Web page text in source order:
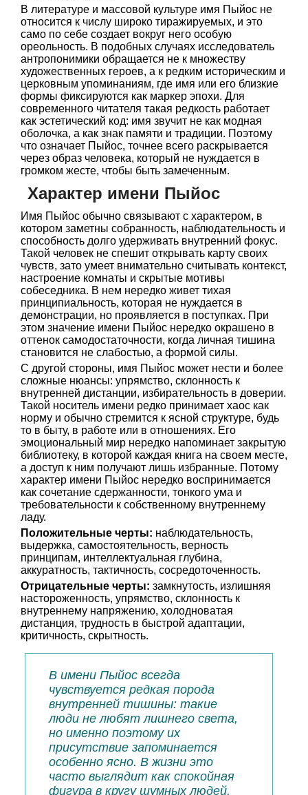
В литературе и массовой культуре имя Пыйос не
относится к числу широко тиражируемых, и это
само по себе создает вокруг него особую
ореольность. В подобных случаях исследователь
антропонимики обращается не к множеству
художественных героев, а к редким историческим и
церковным упоминаниям, где имя или его близкие
формы фиксируются как маркер эпохи. Для
современного читателя такая редкость работает
как эстетический код: имя звучит не как модная
оболочка, а как знак памяти и традиции. Поэтому
что означает Пыйос, точнее всего раскрывается
через образ человека, который не нуждается в
громком жесте, чтобы быть замеченным.
Характер имени Пыйос
Имя Пыйос обычно связывают с характером, в
котором заметны собранность, наблюдательность и
способность долго удерживать внутренний фокус.
Такой человек не спешит открывать карту своих
чувств, зато умеет внимательно считывать контекст,
настроение комнаты и скрытые мотивы
собеседника. В нем нередко живет тихая
принципиальность, которая не нуждается в
демонстрации, но проявляется в поступках. При
этом значение имени Пыйос нередко окрашено в
оттенок самодостаточности, когда личная тишина
становится не слабостью, а формой силы.
С другой стороны, имя Пыйос может нести и более
сложные нюансы: упрямство, склонность к
внутренней дистанции, избирательность в доверии.
Такой носитель имени редко принимает хаос как
норму и обычно стремится к ясной структуре, будь
то в быту, в работе или в отношениях. Его
эмоциональный мир нередко напоминает закрытую
библиотеку, в которой каждая книга на своем месте,
а доступ к ним получают лишь избранные. Потому
характер имени Пыйос нередко воспринимается
как сочетание сдержанности, тонкого ума и
требовательности к собственному внутреннему
ладу.
Положительные черты: наблюдательность,
выдержка, самостоятельность, верность
принципам, интеллектуальная глубина,
аккуратность, тактичность, сосредоточенность.
Отрицательные черты: замкнутость, излишняя
настороженность, упрямство, склонность к
внутреннему напряжению, холодноватая
дистанция, трудность в быстрой адаптации,
критичность, скрытность.
В имени Пыйос всегда
чувствуется редкая порода
внутренней тишины: такие
люди не любят лишнего света,
но именно поэтому их
присутствие запоминается
особенно ясно. В жизни это
часто выглядит как спокойная
фигура в кругу шумных людей,